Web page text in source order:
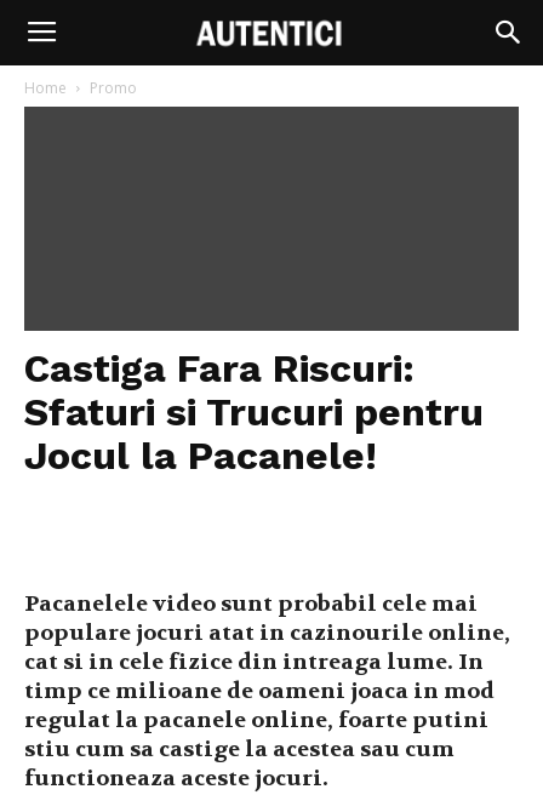
Home Promo
Castiga Fara Riscuri:
Sfaturi si Trucuri pentru
Jocul la Pacanele!
Pacanelele video sunt probabil cele mai
populare jocuri atat in cazinourile online,
cat si in cele fizice din intreaga lume. In
timp ce milioane de oameni joaca in mod
regulat la pacanele online, foarte putini
stiu cum sa castige la acestea sau cum
functioneaza aceste jocuri.